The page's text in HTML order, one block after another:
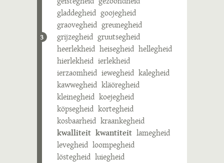
3
gladdegheid goojegheid
graovegheid greunegheid
grijzegheid gruutsegheid
heerlekheid heisegheid hellegheid
hierlekheid ierlekheid
ierzaomheid iewegheid kalegheid
kawwegheid kläöregheid
kleinegheid koejegheid
köpsegheid kortegheid
kosbaarheid kraankegheid
kwalliteit kwantiteit lamegheid
levegheid loompegheid
löstegheid luiegheid